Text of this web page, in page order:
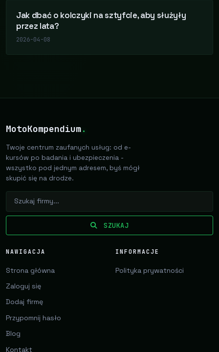
Jak dbać o kolczyki na sztyfcie, aby służyły
przez lata?
2026-04-08
MotoKompendium.
Twoje centrum zaufanych usług: od e-
kursów po badania i ubezpieczenia -
wszystko pod jednym adresem, byś mógł
skupić się na drodze.
SZUKAJ
NAWIGACJA
Strona główna
Zaloguj się
Dodaj firmę
Przypomnij hasło
Blog
Kontakt
INFORMACJE
Polityka prywatności